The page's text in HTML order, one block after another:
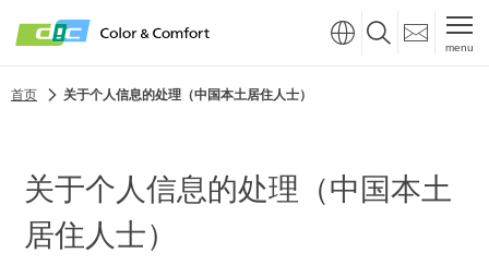
menu
首页 关于个人信息的处理（中国本土居住人士）
关于个人信息的处理（中国本土
居住人士）